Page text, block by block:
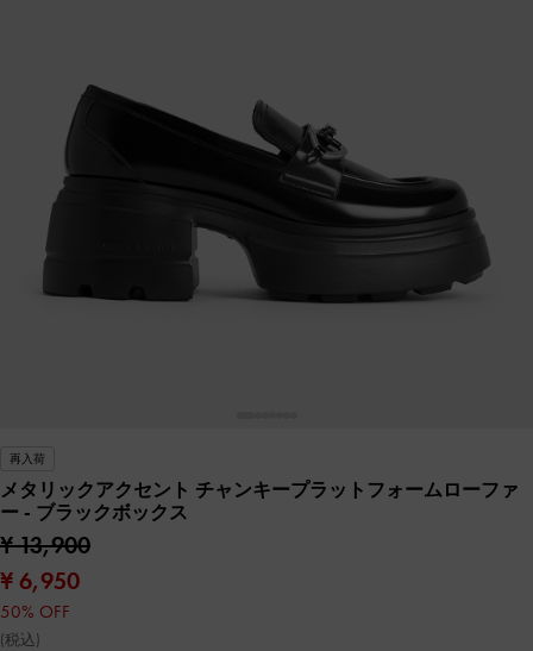
再入荷
メタリックアクセント チャンキープラットフォームローファ
ー - ブラックボックス
¥ 13,900
¥ 6,950
50% OFF
(税込)